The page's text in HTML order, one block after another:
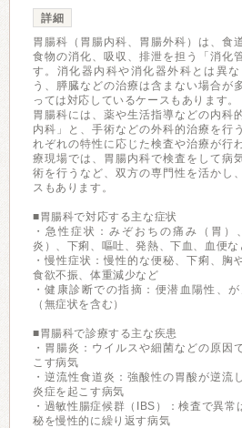
詳細
胃腸科（胃腸内科、胃腸外科）は、食
食物の消化、吸収、排泄を担う「消化
す。消化器内科や消化器外科とは異
う、膵臓などの治療は含まない場合が
っては対応しているケースもあります。
胃腸科には、薬や生活指導などの内科
内科」と、手術などの外科的治療を行
れぞれの特性に応じた検査や治療が行
療現場では、胃腸内科で検査をして病
術を行うなど、双方の専門性を活かし
スもあります。
■胃腸科で対応する主な症状
・急性症状：みぞおちの痛み（胃）
炎）、下痢、嘔吐、発熱、下血、血便な
・慢性症状：慢性的な便秘、下痢、胸
食欲不振、体重減少など
・健康診断での指摘：便潜血陽性、
（無症状を含む）
■胃腸科で診療する主な疾患
・胃腸炎：ウイルスや細菌などの原因
こす病気
・逆流性食道炎：強酸性の胃酸が逆流
炎症を起こす病気
・過敏性腸症候群（IBS）：検査で異
秘を慢性的に繰り返す病気